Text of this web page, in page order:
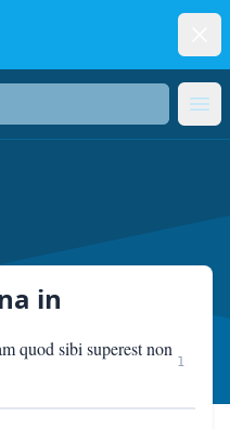
in
quod sibi superest non
1